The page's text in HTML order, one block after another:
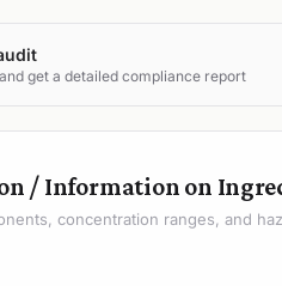
get a detailed compliance report
/ Information on
concentration ranges, and